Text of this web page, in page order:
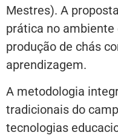
Mestres). A
prática no ambiente
produção de chás
aprendizagem.
A metodologia
tradicionais do
tecnologias